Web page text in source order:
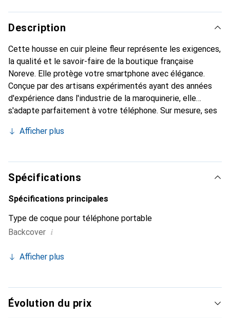
Description
Cette housse en cuir pleine fleur représente les exigences,
la qualité et le savoir-faire de la boutique française
Noreve. Elle protège votre smartphone avec élégance.
Conçue par des artisans expérimentés ayant des années
d'expérience dans l'industrie de la maroquinerie, elle
s'adapte parfaitement à votre téléphone. Sur mesure, ses
peau. Elle devient l'accessoire chic et indispensable pour
produits de haute qualité, la marque Noreve est un choix
fiable pour une clientèle exigeante.
Afficher plus
Spécifications
Spécifications principales
Type de coque pour téléphone portable
Backcover i
Afficher plus
Évolution du prix